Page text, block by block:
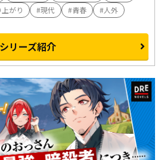
がり 現代 青春
人外
シリーズ紹介